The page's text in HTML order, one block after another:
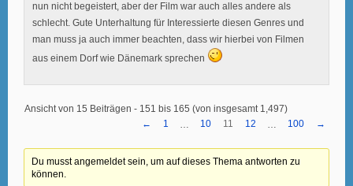
nun nicht begeistert, aber der Film war auch alles andere als
schlecht. Gute Unterhaltung für Interessierte diesen Genres und
man muss ja auch immer beachten, dass wir hierbei von Filmen
aus einem Dorf wie Dänemark sprechen
Ansicht von 15 Beiträgen - 151 bis 165 (von insgesamt 1,497)
←
1 … 10 11 12 … 100 →
Du musst angemeldet sein, um auf dieses Thema antworten zu
können.